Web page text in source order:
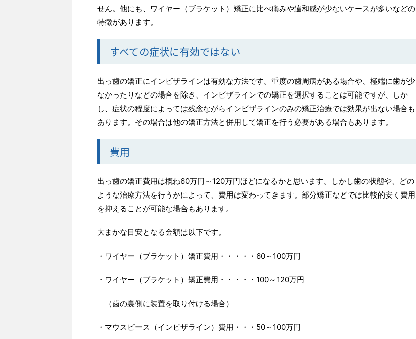
せん。 他にも、ワイヤー（ブラケット）矯正に比べ痛みや違和感が少ないケースが多いなどの
特徴があります。
すべての症状に有効ではない
出っ歯の矯正にインビザラインは有効な方法です。 重度の歯周病がある場合や、極端に歯が少
なかったりなどの場合を除き、インビザラインでの矯正を選択することは可能ですが、
しか
し、症状の程度によっては残念ながらインビザラインのみの矯正治療では効果が出ない場合も
あります。その場合は他の矯正方法と併用して矯正を行う必要がある場合もあります。
費用
出っ歯の矯正費用は概ね60万円～ 120万円ほどになるかと思います。しかし歯の状態や、どの
ような治療方法を行うかによって、費用は変わってきます。 部分矯正などでは比較的安く費用
を抑えることが可能な場合もあります。
大まかな目安となる金額は以下です。
・ワイヤー（ブラケット）矯正費用・・・・・ 60～ 100万円
・ワイヤー（ブラケット）矯正費用・・・・・ 100～ 120万円
（歯の裏側に装置を取り付ける場合）
・マウスピース（インビザライン）費用・・・ 50～ 100万円